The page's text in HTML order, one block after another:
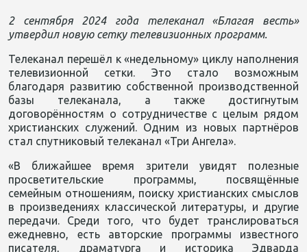
2 сентября 2024 года телеканал «Благая весть»
утвердил новую сетку телевизионных программ.
Телеканал перешёл к «недельному» циклу наполнения
телевизионной сетки. Это стало возможным
благодаря развитию собственной производственной
базы телеканала, а также достигнутым
договорённостям о сотрудничестве с целым рядом
христианских служений. Одним из новых партнёров
стал спутниковый телеканал «Три Ангела».
«В ближайшее время зрители увидят полезные
просветительские программы, посвящённые
семейным отношениям, поиску христианских смыслов
в произведениях классической литературы, и другие
передачи. Среди того, что будет транслироваться
ежедневно, есть авторские программы известного
писателя, драматурга и историка Эдварда